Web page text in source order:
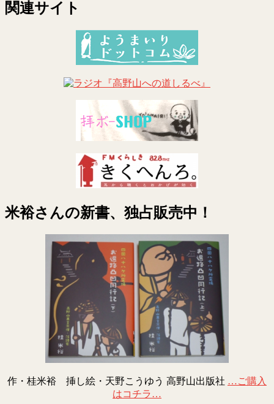
関連サイト
米裕さんの新書、独占販売中！
作・桂米裕 挿し絵・天野こうゆう 高野山出版社 …ご購入
はコチラ…